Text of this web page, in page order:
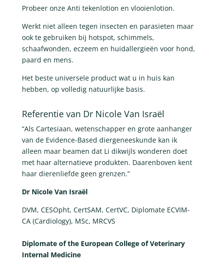
Probeer onze Anti tekenlotion en vlooienlotion.
Werkt niet alleen tegen insecten en parasieten maar
ook te gebruiken bij hotspot, schimmels,
schaafwonden, eczeem en huidallergieën voor hond,
paard en mens.
Het beste universele product wat u in huis kan
hebben, op volledig natuurlijke basis.
Referentie van Dr Nicole Van Israël
“Als Cartesiaan, wetenschapper en grote aanhanger
van de Evidence-Based diergeneeskunde kan ik
alleen maar beamen dat Li dikwijls wonderen doet
met haar alternatieve produkten. Daarenboven kent
haar dierenliefde geen grenzen.”
Dr Nicole Van Israël
DVM, CESOpht, CertSAM, CertVC, Diplomate ECVIM-
CA (Cardiology), MSc, MRCVS
Diplomate of the European College of Veterinary
Internal Medicine